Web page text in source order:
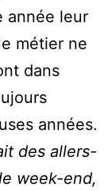
année leur
métier ne
dans
années.
des allers-
week-end,